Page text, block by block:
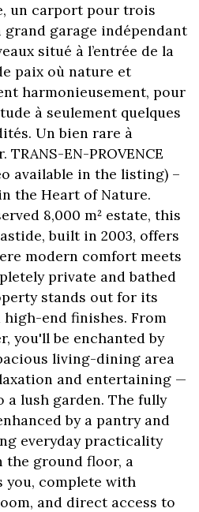
un carport pour trois
grand garage indépendant
situé à l’entrée de la
paix où nature et
harmonieusement, pour
à seulement quelques
Un bien rare à
EN-PROVENCE
available in the listing) –
the Heart of Nature.
8,000 m² estate, this
built in 2003, offers
modern comfort meets
private and bathed
stands out for its
high-end finishes. From
you'll be enchanted by
living-dining area
and entertaining —
lush garden. The fully
by a pantry and
everyday practicality
the ground floor, a
you, complete with
and direct access to